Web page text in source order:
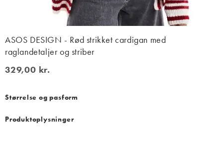
ASOS DESIGN - Rød strikket cardigan med
raglandetaljer og striber
329,00 kr.
329,00 kr.
Størrelse og pasform
Produktoplysninger